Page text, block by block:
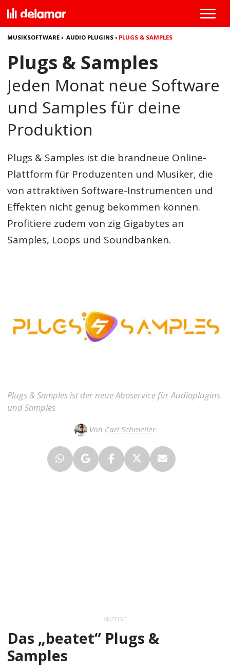
MUSIKSOFTWARE ›AUDIO PLUGINS › PLUGS & SAMPLES
Plugs & Samples
Jeden Monat neue Software
und Samples für deine
Produktion
Plugs & Samples ist die brandneue Online-
Plattform für Produzenten und Musiker, die
von attraktiven Software-Instrumenten und
Effekten nicht genug bekommen können.
Profitiere zudem von zig Gigabytes an
Samples, Loops und Soundbänken.
Plugs & Samples ist der neue Aboservice für Audioplugins
und Samples
Von Carl Schmeller
ANZEIGE
Das „beatet“ Plugs &
Samples